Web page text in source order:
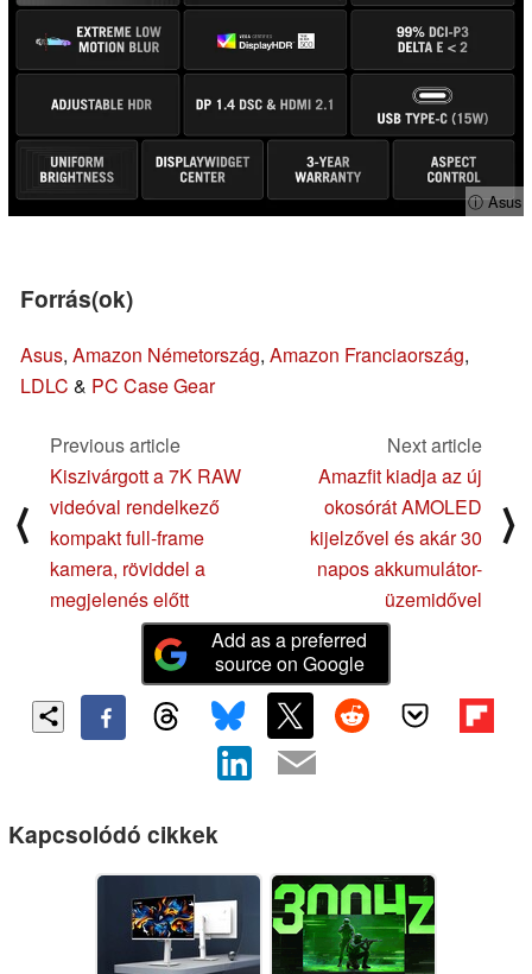
ⓘ Asus
Forrás(ok)
Asus, Amazon Németország, Amazon Franciaország,
LDLC & PC Case Gear
⟨
Previous article
Kiszivárgott a 7K RAW
videóval rendelkező
kompakt full-frame
kamera, röviddel a
megjelenés előtt
Next article
Amazfit kiadja az új
okosórát AMOLED
kijelzővel és akár 30
napos akkumulátor-
üzemidővel
⟩
Add as a preferred
source on Google
Kapcsolódó cikkek